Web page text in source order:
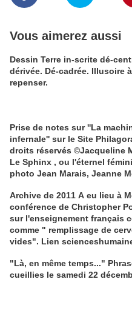
Vous aimerez aussi
Dessin Terre in-scrite dé-
dérivée. Dé-cadrée. Illusoire à
repenser.
Prise de notes sur ''La
infernale'' sur le Site
droits réservés ©Jacqueline
Le Sphinx , ou l'éternel
photo Jean Marais, Jeanne
Archive de 2011 A eu lieu à
conférence de Christopher
sur l'enseignement français
comme " remplissage de
vides". Lien
Léotard, ''Le dressage des
"Là, en même temps..."
cueillies le samedi 22